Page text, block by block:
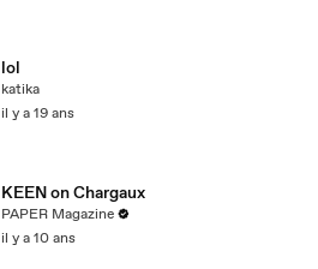
lol
katika
il y a 19 ans
KEEN on Chargaux
PAPER Magazine
il y a 10 ans